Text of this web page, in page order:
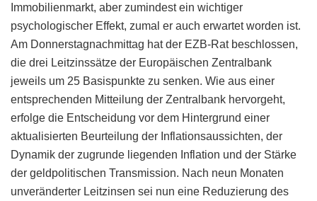
Immobilienmarkt, aber zumindest ein wichtiger
psychologischer Effekt, zumal er auch erwartet worden ist.
Am Donnerstagnachmittag hat der EZB-Rat beschlossen,
die drei Leitzinssätze der Europäischen Zentralbank
jeweils um 25 Basispunkte zu senken. Wie aus einer
entsprechenden Mitteilung der Zentralbank hervorgeht,
erfolge die Entscheidung vor dem Hintergrund einer
aktualisierten Beurteilung der Inflationsaussichten, der
Dynamik der zugrunde liegenden Inflation und der Stärke
der geldpolitischen Transmission. Nach neun Monaten
unveränderter Leitzinsen sei nun eine Reduzierung des